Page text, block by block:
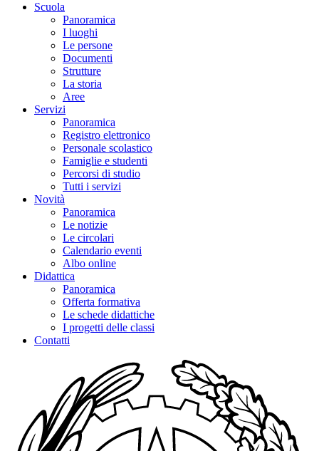
Scuola
Panoramica
I luoghi
Le persone
Documenti
Strutture
La storia
Aree
Servizi
Panoramica
Registro elettronico
Personale scolastico
Famiglie e studenti
Percorsi di studio
Tutti i servizi
Novità
Panoramica
Le notizie
Le circolari
Calendario eventi
Albo online
Didattica
Panoramica
Offerta formativa
Le schede didattiche
I progetti delle classi
Contatti